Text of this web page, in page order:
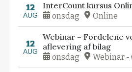
12
AUG
InterCount kursus
onsdag Online
12
AUG
Webinar – Fordelene
aflevering af bilag
onsdag Webinar -